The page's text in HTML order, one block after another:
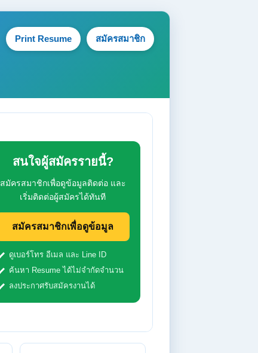
Print Resume สมัครสมาชิก
สนใจผู้สมัครรายนี้?
สมัครสมาชิกเพื่อดูข้อมูลติดต่อ และ
เริ่มติดต่อผู้สมัครได้ทันที
สมัครสมาชิกเพื่อดูข้อมูล
ดูเบอร์โทร อีเมล และ Line ID
ค้นหา Resume ได้ไม่จำกัดจำนวน
ลงประกาศรับสมัครงานได้